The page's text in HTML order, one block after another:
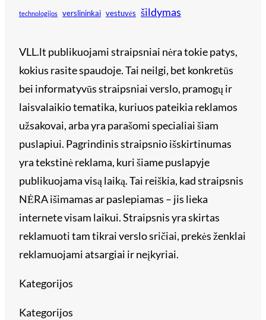
technologijos verslininkai vestuvės šildymas
VLL.lt publikuojami straipsniai nėra tokie patys,
kokius rasite spaudoje. Tai neilgi, bet konkretūs
bei informatyvūs straipsniai verslo, pramogų ir
laisvalaikio tematika, kuriuos pateikia reklamos
užsakovai, arba yra parašomi specialiai šiam
puslapiui. Pagrindinis straipsnio išskirtinumas
yra tekstinė reklama, kuri šiame puslapyje
publikuojama visą laiką. Tai reiškia, kad straipsnis
NĖRA išimamas ar paslepiamas – jis lieka
internete visam laikui. Straipsnis yra skirtas
reklamuoti tam tikrai verslo sričiai, prekės ženklai
reklamuojami atsargiai ir neįkyriai.
Kategorijos
Kategorijos